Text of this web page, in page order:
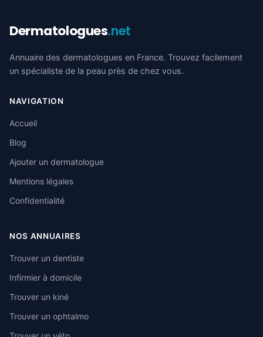
Dermatologues.net
Annuaire des dermatologues en France. Trouvez facilement
un spécialiste de la peau près de chez vous.
NAVIGATION
Accueil
Blog
Ajouter un dermatologue
Mentions légales
Confidentialité
NOS ANNUAIRES
Trouver un dentiste
Infirmier à domicile
Trouver un kiné
Trouver un ophtalmo